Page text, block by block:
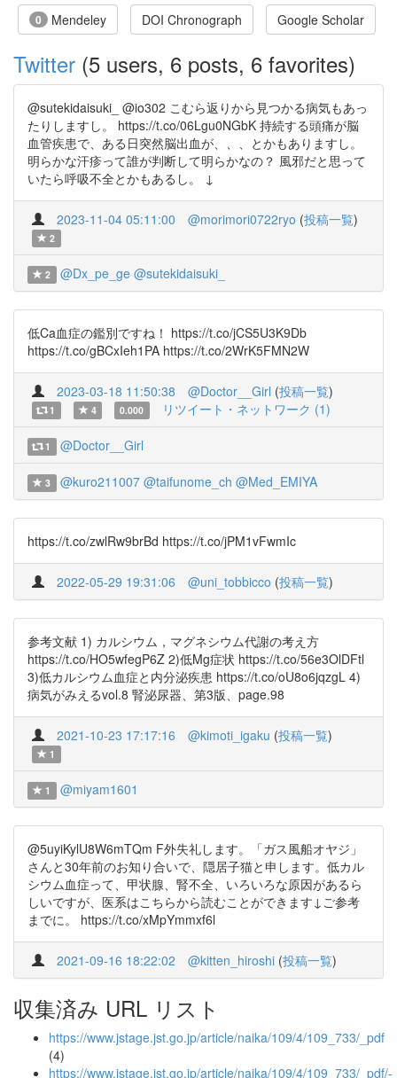
0 Mendeley DOI Chronograph Google Scholar
Twitter (5 users, 6 posts, 6 favorites)
@sutekidaisuki_ @io302 こむら返りから見つかる病気もあっ
たりしますし。 https://t.co/06Lgu0NGbK 持続する頭痛が脳
血管疾患で、ある日突然脳出血が、、、とかもありますし。
明らかな汗疹って誰が判断して明らかなの？ 風邪だと思って
いたら呼吸不全とかもあるし。 ↓
2023-11-04 05:11:00 @morimori0722ryo (投稿一覧)
2
2 @Dx_pe_ge @sutekidaisuki_
低Ca血症の鑑別ですね！ https://t.co/jCS5U3K9Db
https://t.co/gBCxIeh1PA https://t.co/2WrK5FMN2W
2023-03-18 11:50:38 @Doctor__Girl (投稿一覧)
1 4 0.000 リツイート・ネットワーク (1)
1 @Doctor__Girl
3 @kuro211007 @taifunome_ch @Med_EMIYA
https://t.co/zwlRw9brBd https://t.co/jPM1vFwmIc
2022-05-29 19:31:06 @uni_tobbicco (投稿一覧)
参考文献 1) カルシウム，マグネシウム代謝の考え方
https://t.co/HO5wfegP6Z 2)低Mg症状 https://t.co/56e3OlDFtl
3)低カルシウム血症と内分泌疾患 https://t.co/oU8o6jqzgL 4)
病気がみえるvol.8 腎泌尿器、第3版、page.98
2021-10-23 17:17:16 @kimoti_igaku (投稿一覧)
1
1 @miyam1601
@5uyiKylU8W6mTQm F外失礼します。「ガス風船オヤジ」
さんと30年前のお知り合いで、隠居子猫と申します。低カル
シウム血症って、甲状腺、腎不全、いろいろな原因があるら
しいですが、医系はこちらから読むことができます↓ご参考
までに。 https://t.co/xMpYmmxf6l
2021-09-16 18:22:02 @kitten_hiroshi (投稿一覧)
収集済み URL リスト
https://www.jstage.jst.go.jp/article/naika/109/4/109_733/_pdf
(4)
https://www.jstage.jst.go.jp/article/naika/109/4/109_733/_pdf/-